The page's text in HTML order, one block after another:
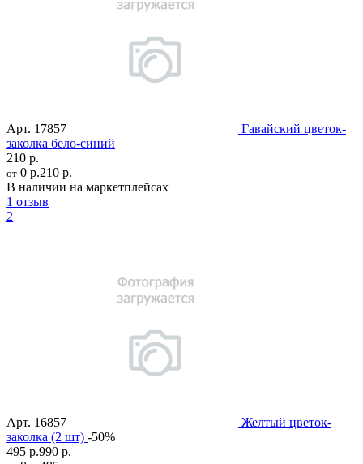
Арт. 17857
Гавайский цветок-
заколка бело-синий
210 р.
от 0 р.210 р.
В наличии на маркетплейсах
1 отзыв
2
Арт. 16857
Желтый цветок-
заколка (2 шт) -50%
495 р.990 р.